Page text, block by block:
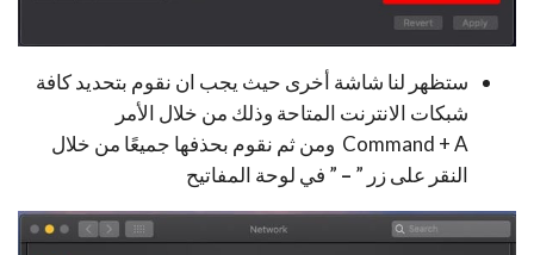
ستظهر لنا شاشة أخرى حيث يجب ان نقوم بتحديد كافة
شبكات الانترنت المتاحة وذلك من خلال الأمر
Command + A ومن ثم نقوم بحذفها جميعًا من خلال
النقر على زر ” – ” في لوحة المفاتيح